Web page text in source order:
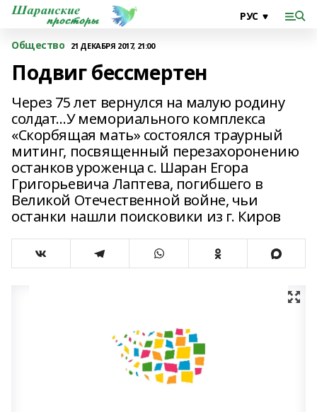
Общество 21 ДЕКАБРЯ 2017, 21:00
Подвиг бессмертен
Через 75 лет вернулся на малую родину
солдат…У мемориального комплекса
«Скорбящая мать» состоялся траурный
митинг, посвященный перезахоронению
останков уроженца с. Шаран Егора
Григорьевича Лаптева, погибшего в
Великой Отечественной войне, чьи
останки нашли поисковики из г. Киров